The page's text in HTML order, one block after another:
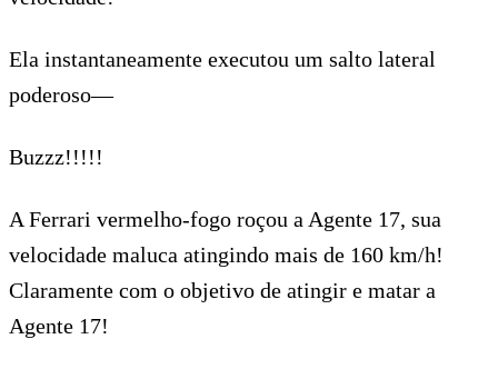
Ela instantaneamente executou um salto lateral
poderoso—
Buzzz!!!!!
A Ferrari vermelho-fogo roçou a Agente 17, sua
velocidade maluca atingindo mais de 160 km/h!
Claramente com o objetivo de atingir e matar a
Agente 17!